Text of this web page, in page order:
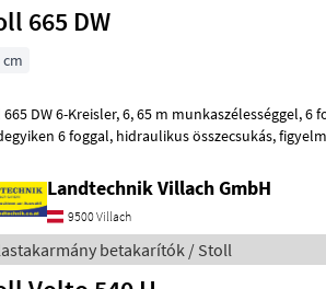
665 DW
cm
Kreisler, 6, 65 m munkaszélességgel, 6 forgócsapágy,
foggal, hidraulikus összecsukás, figyelmeztető
Landtechnik Villach GmbH
9500 Villach
betakarítók / Stoll